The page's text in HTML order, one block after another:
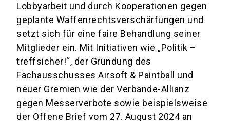
Lobbyarbeit und durch Kooperationen gegen
geplante Waffenrechtsverschärfungen und
setzt sich für eine faire Behandlung seiner
Mitglieder ein. Mit Initiativen wie „Politik –
treffsicher!“, der Gründung des
Fachausschusses Airsoft & Paintball und
neuer Gremien wie der Verbände-Allianz
gegen Messerverbote sowie beispielsweise
der Offene Brief vom 27. August 2024 an